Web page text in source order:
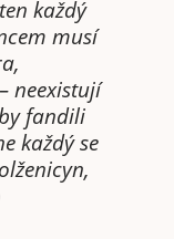
každý
musí
neexistují
fandili
každý se